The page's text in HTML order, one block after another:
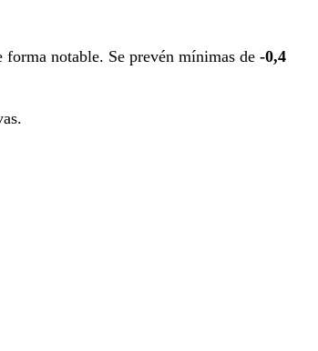
forma notable. Se prevén mínimas de -0,4